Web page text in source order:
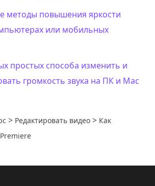
методы повышения яркости
или мобильных
простых способа изменить и
громкость звука на ПК и Mac
> Редактировать видео > Как